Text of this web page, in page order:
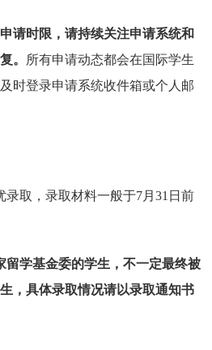
请时限，请持续关注申请系统和
。
所有申请动态都会在国际学生
时登录申请系统收件箱或个人邮
录取，录取材料一般于7月31日前
留学基金委的学生，不一定最终被
，具体录取情况请以录取通知书